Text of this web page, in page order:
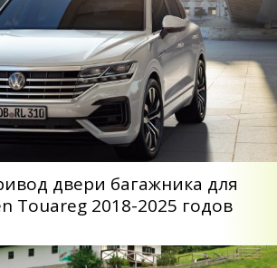
двери багажника для
Touareg 2018-2025 годов